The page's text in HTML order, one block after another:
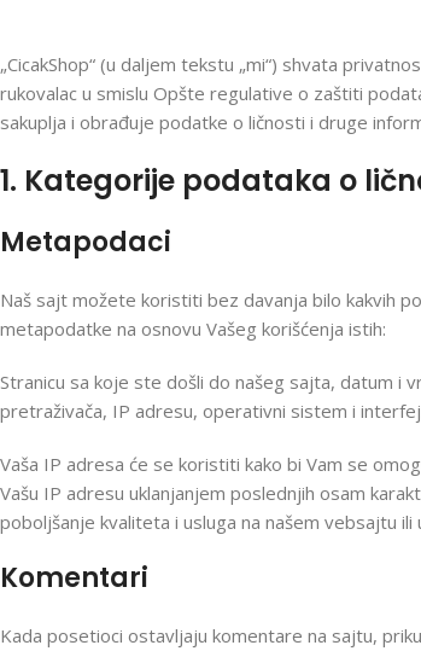
„CicakShop“ (u daljem tekstu „mi“) shvata
rukovalac u smislu Opšte regulative o zaštiti
sakuplja i obrađuje podatke o ličnosti i druge
1. Kategorije podataka o
Metapodaci
Naš sajt možete koristiti bez davanja bilo kakvih
metapodatke na osnovu Vašeg korišćenja istih:
Stranicu sa koje ste došli do našeg sajta, datum
pretraživača, IP adresu, operativni sistem i
Vaša IP adresa će se koristiti kako bi Vam se
Vašu IP adresu uklanjanjem poslednjih osam
poboljšanje kvaliteta i usluga na našem vebsajtu ili
Komentari
Kada posetioci ostavljaju komentare na sajtu,